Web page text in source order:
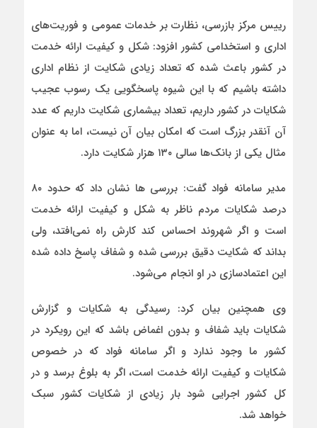
رییس مرکز بازرسی، نظارت بر خدمات عمومی و فوریت‌های
اداری و استخدامی کشور افزود: شکل و کیفیت ارائه خدمت
در کشور باعث شده که تعداد زیادی شکایت از نظام اداری
داشته باشیم که با این شیوه پاسخگویی یک رسوب عجیب
شکایات در کشور داریم، تعداد بیشماری شکایت داریم که عدد
آن آنقدر بزرگ است که امکان بیان آن نیست، اما به عنوان
مثال یکی از بانک‌ها سالی ۱۳۰ هزار شکایت دارد.
مدیر سامانه فواد گفت: بررسی ها نشان داد که حدود ۸۰
درصد شکایات مردم ناظر به شکل و کیفیت ارائه خدمت
است و اگر شهروند احساس کند کارش راه نمی‌افتد، ولی
بداند که شکایت دقیق بررسی شده و شفاف پاسخ داده شده
این اعتمادسازی در او انجام می‌شود.
وی همچنین بیان کرد: رسیدگی به شکایات و گزارش
شکایات باید شفاف و بدون اغماض باشد که این رویکرد در
کشور ما وجود ندارد و اگر سامانه فواد که در خصوص
شکایات و کیفیت ارائه خدمت است، اگر به بلوغ برسد و در
کل کشور اجرایی شود بار زیادی از شکایات کشور سبک
خواهد شد.